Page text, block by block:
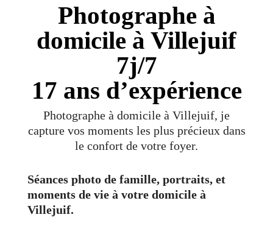
Photographe à
domicile à Villejuif
7j/7
17 ans d’expérience
Photographe à domicile à Villejuif, je
capture vos moments les plus précieux dans
le confort de votre foyer.
Séances photo de famille, portraits, et
moments de vie à votre domicile à
Villejuif.